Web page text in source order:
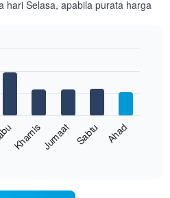
hari Selasa, apabila purata harga
KhamisJumaat Sabtu Ahad